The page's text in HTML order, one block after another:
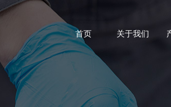
首页 关于我们